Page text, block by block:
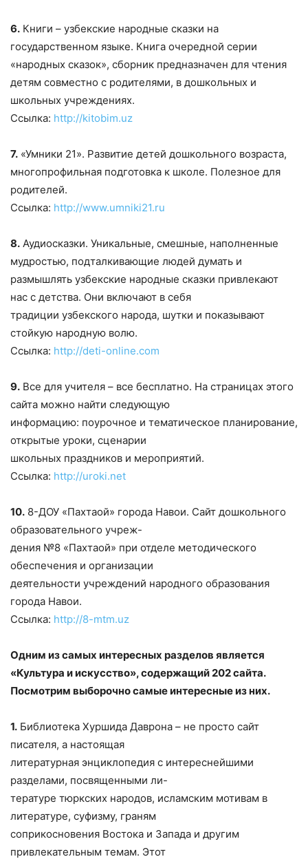
6. Книги – узбекские народные сказки на
государственном языке. Книга очередной серии
«народных сказок», сборник предназначен для чтения
детям совместно с родителями, в дошкольных и
школьных учреждениях.
Ссылка: http://kitobim.uz
7. «Умники 21». Развитие детей дошкольного возраста,
многопрофильная подготовка к школе. Полезное для
родителей.
Ссылка: http://www.umniki21.ru
8. Аудиосказки. Уникальные, смешные, наполненные
мудростью, подталкивающие людей думать и
размышлять узбекские народные сказки привлекают
нас с детства. Они включают в себя
традиции узбекского народа, шутки и показывают
стойкую народную волю.
Ссылка: http://deti-online.com
9. Все для учителя – все бесплатно. На страницах этого
сайта можно найти следующую
информацию: поурочное и тематическое планирование,
открытые уроки, сценарии
школьных праздников и мероприятий.
Ссылка: http://uroki.net
10. 8-ДОУ «Пахтаой» города Навои. Сайт дошкольного
образовательного учреж-
дения №8 «Пахтаой» при отделе методического
обеспечения и организации
деятельности учреждений народного образования
города Навои.
Ссылка: http://8-mtm.uz
Одним из самых интересных разделов является
«Культура и искусство», содержащий 202 сайта.
Посмотрим выборочно самые интересные из них.
1. Библиотека Хуршида Даврона – не просто сайт
писателя, а настоящая
литературная энциклопедия с интереснейшими
разделами, посвященными ли-
тературе тюркских народов, исламским мотивам в
литературе, суфизму, граням
соприкосновения Востока и Запада и другим
привлекательным темам. Этот